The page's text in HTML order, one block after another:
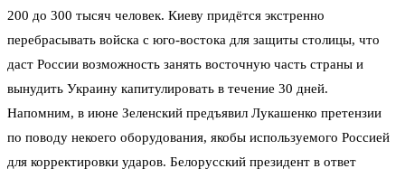
200 до 300 тысяч человек. Киеву придётся экстренно
перебрасывать войска с юго-востока для защиты столицы, что
даст России возможность занять восточную часть страны и
вынудить Украину капитулировать в течение 30 дней.
Напомним, в июне Зеленский предъявил Лукашенко претензии
по поводу некоего оборудования, якобы используемого Россией
для корректировки ударов. Белорусский президент в ответ